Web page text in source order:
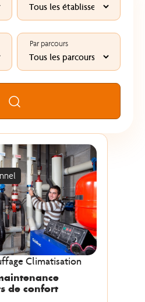
Par parcours
Rechercher
Climatisation
de confort